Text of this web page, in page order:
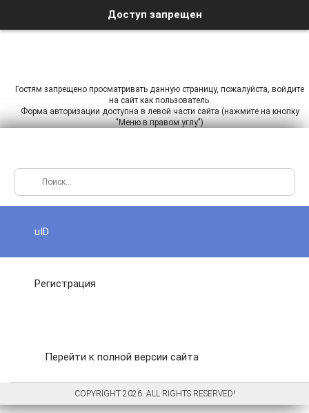
Доступ запрещен
Гостям запрещено просматривать данную страницу, пожалуйста, войдите
на сайт как пользователь.
Форма авторизации доступна в левой части сайта (нажмите на кнопку
"Меню в правом углу")
uID
Регистрация
Перейти к полной версии сайта
COPYRIGHT 2026. ALL RIGHTS RESERVED!